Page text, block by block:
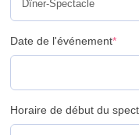
Date de l'événement*
Horaire de début du